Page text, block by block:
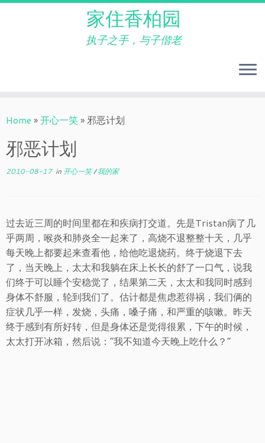
to
家住香柏园
执子之手，与子偕老
Home »开心一笑»邪恶计划
邪恶计划
2010-08-17in 开心一笑/我的家
过去近三周的时间里都在和疾病打交道。先是Tristan病了几
乎两周，喉炎和肺炎全一起来了，高烧不退整整十天，几乎
每天晚上都要起来查看他，给他吃退烧药。终于烧退下去
了，当天晚上，太太和我躺在床上长长的舒了一口气，说我
们终于可以睡个安稳觉了，结果第二天，太太和我同时感到
身体不舒服，轮到我们了。估计都是焦虑惹得祸，我们俩的
症状几乎一样，发烧，头痛，嗓子痛，和严重的咳嗽。昨天
终于感到有所好转，但是身体还是觉得很累，下午的时候，
太太打开冰箱，然后说：“我不知道今天晚上吃什么？”